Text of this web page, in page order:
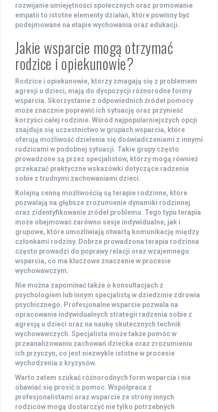
rozwijanie umiejętności społecznych oraz promowanie
empatii to istotne elementy działań, które powinny być
podejmowane na etapie wychowania oraz edukacji.
Jakie wsparcie mogą otrzymać
rodzice i opiekunowie?
Rodzice i opiekunowie, którzy zmagają się z problemem
agresji u dzieci, mają do dyspozycji różnorodne formy
wsparcia. Skorzystanie z odpowiednich źródeł pomocy
może znacznie poprawić ich sytuację oraz przynieść
korzyści całej rodzinie. Wśród najpopularniejszych opcji
znajduje się uczestnictwo w grupach wsparcia, które
oferują możliwość dzielenia się doświadczeniami z innymi
rodzicami w podobnej sytuacji. Takie grupy często
prowadzone są przez specjalistów, którzy mogą również
przekazać praktyczne wskazówki dotyczące radzenia
sobie z trudnymi zachowaniami dzieci.
Kolejną cenną możliwością są terapie rodzinne, które
pozwalają na głębsze zrozumienie dynamiki rodzinnej
oraz zidentyfikowanie źródeł problemu. Tego typu terapia
może obejmować zarówno sesje indywidualne, jak i
grupowe, które umożliwiają otwartą komunikację między
członkami rodziny. Dobrze prowadzona terapia rodzinna
często prowadzi do poprawy relacji oraz wzajemnego
wsparcia, co ma kluczowe znaczenie w procesie
wychowawczym.
Nie można zapominać także o konsultacjach z
psychologiem lub innym specjalistą w dziedzinie zdrowia
psychicznego. Profesjonalne wsparcie pozwala na
opracowanie indywidualnych strategii radzenia sobie z
agresją u dzieci oraz na naukę skutecznych technik
wychowawczych. Specjalista może także pomóc w
przeanalizowaniu zachowań dziecka oraz zrozumieniu
ich przyczyn, co jest niezwykle istotne w procesie
wychodzenia z kryzysów.
Warto zatem szukać różnorodnych form wsparcia i nie
obawiać się prosić o pomoc. Współpraca z
profesjonalistami oraz wsparcie ze strony innych
rodziców mogą dostarczyć nie tylko potrzebnych